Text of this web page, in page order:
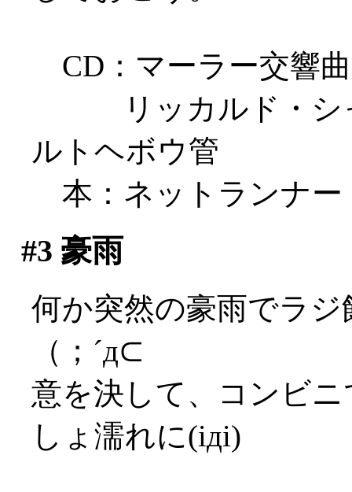
CD：マーラー交響
リッカルド・シャ
ルトヘボウ管
本：ネットランナー
#3 豪雨
何か突然の豪雨でラ
（；´д⊂
意を決して、コンビ
しょ濡れに(iдi)